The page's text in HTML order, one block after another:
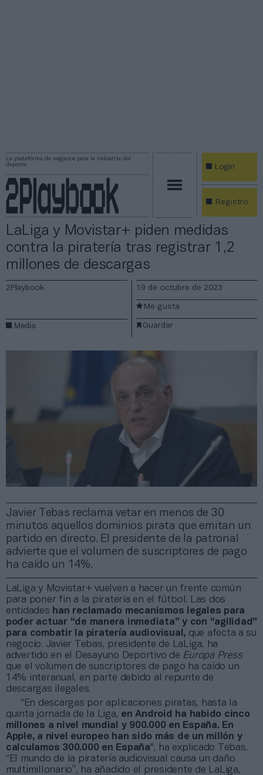
La plataforma de negocios para la industria del
deporte
Login
Registro
LaLiga y Movistar+ piden medidas
contra la piratería tras registrar 1,2
millones de descargas
Javier Tebas reclama vetar en menos de 30
minutos aquellos dominios pirata que emitan un
partido en directo. El presidente de la patronal
advierte que el volumen de suscriptores de pago
ha caído un 14%.
2Playbook
Media
19 de octubre de 2023
Guardar
Me gusta
LaLiga y Movistar+ vuelven a hacer un frente común
para poner fin a la piratería en el fútbol. Las dos
entidades han reclamado mecanismos legales para
poder actuar “de manera inmediata” y con “agilidad”
para combatir la piratería audiovisual, que afecta a su
negocio. Javier Tebas, presidente de LaLiga, ha
advertido en el Desayuno Deportivo de Europa Press
que el volumen de suscriptores de pago ha caído un
14% interanual, en parte debido al repunte de
descargas ilegales.
“En descargas por aplicaciones piratas, hasta la
quinta jornada de la Liga, en Android ha habido cinco
millones a nivel mundial y 900.000 en España. En
Apple, a nivel europeo han sido más de un millón y
calculamos 300.000 en España", ha explicado Tebas.
“El mundo de la piratería audiovisual causa un daño
multimillonario”, ha añadido el presidente de LaLiga,